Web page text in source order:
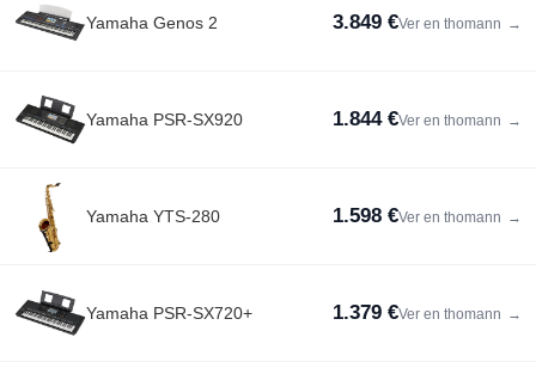
Yamaha Genos 2 3.849 €Ver en thomann →
Yamaha PSR-SX920 1.844 €Ver en thomann →
Yamaha YTS-280 1.598 €Ver en thomann →
Yamaha PSR-SX720+ 1.379 €Ver en thomann →